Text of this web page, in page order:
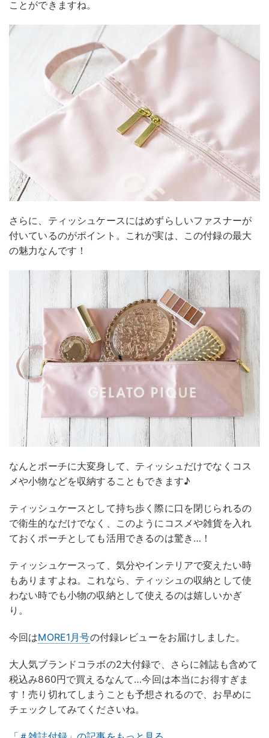
ことができますね。
さらに、ティッシュケースにはめずらしいファスナーが
付いているのがポイント。これが実は、この付録の最大
の魅力なんです！
なんとポーチに大変身して、ティッシュだけでなくコス
メや小物などを収納することもできます♪
ティッシュケースとして持ち歩く際に口を閉じられるの
で衛生的なだけでなく、このようにコスメや雑貨を入れ
ておくポーチとしても活用できるのは驚き…！
ティッシュケースって、気分やインテリアで変えたい時
もありますよね。これなら、ティッシュの収納として使
わない時でも小物の収納として使えるのは嬉しいかぎ
り。
今回はMORE1月号の付録レビューをお届けしました。
大人気ブランドコラボの2大付録で、さらに雑誌も含めて
税込み860円で買えるなんて…今回は本当にお得すぎま
す！売り切れてしまうことも予想されるので、お早めに
チェックしてみてくださいね。